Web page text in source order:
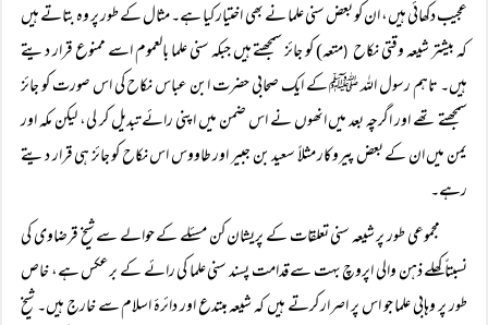
عجیب دکھائی ہیں، ان کو بعض سنی علما نے بھی اختیار کیا ہے۔ مثال کے طور پر وہ بتاتے ہیں
کہ بیشتر شیعہ وقتی نکاح (متعہ) کو جائز سمجھتے ہیں جبکہ سنی علما بالعموم اسے ممنوع قرار دیتے
ہیں۔ تاہم رسول اللہ ﷺ کے ایک صحابی حضرت ابن عباس نکاح کی اس صورت کو جائز
سمجھتے تھے اور اگرچہ بعد میں انھوں نے اس ضمن میں اپنی رائے تبدیل کر لی، لیکن مکہ اور
یمن میں ان کے بعض پیروکار مثلاً سعید بن جبیر اور طاووس اس نکاح کو جائز ہی قرار دیتے
رہے۔
مجموعی طور پر شیعہ سنی تعلقات کے پریشان کن مسئلے کے حوالے سے شیخ قرضاوی کی
نسبتاً کھلے ذہن والی اپروچ بہت سے قدامت پسند سنی علما کی رائے کے برعکس ہے، خاص
طور پر وہابی علما جو اس پر اصرار کرتے ہیں کہ شیعہ مبتدع اور دائرۂ اسلام سے خارج ہیں۔ شیخ